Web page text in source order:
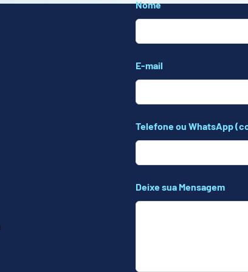
blank
Nome
E-mail
Telefone ou WhatsApp
Deixe sua Mensagem